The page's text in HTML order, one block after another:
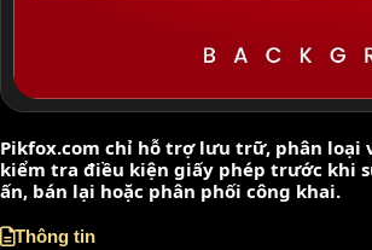
Pikfox.com chỉ hỗ trợ lưu trữ, phân
kiểm tra điều kiện giấy phép trước khi
ấn, bán lại hoặc phân phối công khai.
Thông tin